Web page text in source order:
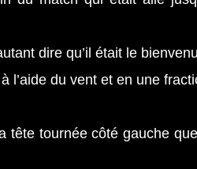
dire qu’il était le
du vent et en une
tournée côté gauche que